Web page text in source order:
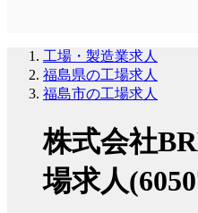
工場・製造業求人
福島県の工場求人
福島市の工場求人
株式会社
場求人